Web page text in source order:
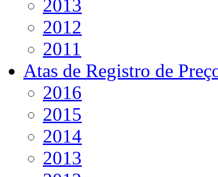
2013
2012
2011
Atas de Registro de
2016
2015
2014
2013